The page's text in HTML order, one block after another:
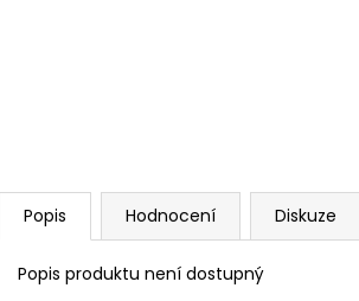
Popis Hodnocení Diskuze
Popis produktu není dostupný